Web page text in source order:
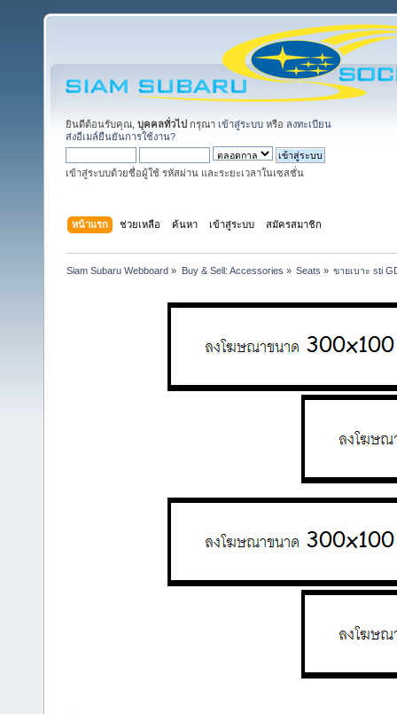
ยินดีต้อนรับคุณ, บุคคลทั่วไป กรุณา เข้าสู่ระบบ หรือ ลงทะเบียน
ส่งอีเมล์ยืนยันการใช้งาน?
เข้าสู่ระบบด้วยชื่อผู้ใช้ รหัสผ่าน และระยะเวลาในเซสชั่น
หน้าแรก ช่วยเหลือ ค้นหา เข้าสู่ระบบ สมัครสมาชิก
Siam Subaru Webboard » Buy & Sell: Accessories » Seats » ขายเบาะ sti